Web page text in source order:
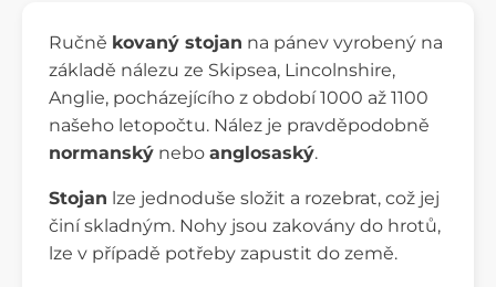
Ručně kovaný stojan na pánev vyrobený na
základě nálezu ze Skipsea, Lincolnshire,
Anglie, pocházejícího z období 1000 až 1100
našeho letopočtu. Nález je pravděpodobně
normanský nebo anglosaský.
Stojan lze jednoduše složit a rozebrat, což jej
činí skladným. Nohy jsou zakovány do hrotů,
lze v případě potřeby zapustit do země.